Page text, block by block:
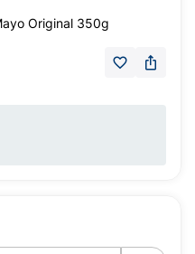
Original 350g